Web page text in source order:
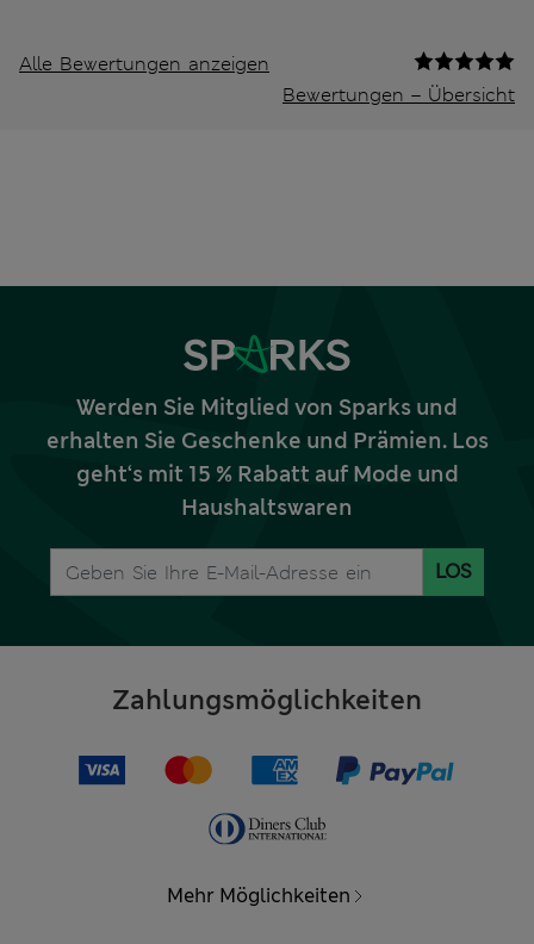
Alle Bewertungen anzeigen
Bewertungen – Übersicht
Werden Sie Mitglied von Sparks und
erhalten Sie Geschenke und Prämien. Los
geht‘s mit 15 % Rabatt auf Mode und
Haushaltswaren
LOS
Zahlungsmöglichkeiten
Mehr Möglichkeiten